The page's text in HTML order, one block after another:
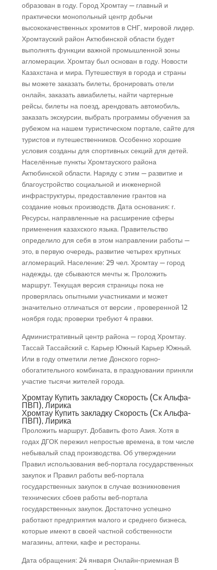
образован в году. Город Хромтау — главный и
практически монопольный центр добычи
высококачественных хромитов в СНГ, мировой лидер.
Хромтауский район Актюбинской области будет
выполнять функции важной промышленной зоны
агломерации. Хромтау был основан в году. Новости
Казахстана и мира. Путешествуя в города и страны
вы можете заказать билеты, бронировать отели
онлайн, заказать авиабилеты, найти чартерные
рейсы, билеты на поезд, арендовать автомобиль,
заказать экскурсии, выбрать программы обучения за
рубежом на нашем туристическом портале, сайте для
туристов и путешественников. Особенно хорошие
условия созданы для спортивных секций для детей.
Населённые пункты Хромтауского района
Актюбинской области. Наряду с этим — развитие и
благоустройство социальной и инженерной
инфраструктуры, предоставление грантов на
создание новых производств. Дата основания: г.
Ресурсы, направленные на расширение сферы
применения казахского языка. Правительство
определило для себя в этом направлении работы —
это, в первую очередь, развитие четырех крупных
агломераций. Население: 29 чел. Хромтау — город
надежды, где сбываются мечты ж. Проложить
маршрут. Текущая версия страницы пока не
проверялась опытными участниками и может
значительно отличаться от версии , проверенной 12
ноября года; проверки требуют 4 правки.
Административный центр района — город Хромтау.
Тассай Тассайский с. Карьер Южный Карьер Южный.
Или в году отметили летие Донского горно-
обогатительного комбината, в праздновании приняли
участие тысячи жителей города.
Хромтау Купить закладку Скорость (Ск Альфа-
ПВП), Лирика
Хромтау Купить закладку Скорость (Ск Альфа-
ПВП), Лирика
Проложить маршрут. Добавить фото Азия. Хотя в
годах ДГОК пережил непростые времена, в том числе
небывалый спад производства. Об утверждении
Правил использования веб-портала государственных
закупок и Правил работы веб-портала
государственных закупок в случае возникновения
технических сбоев работы веб-портала
государственных закупок. Достаточно успешно
работают предприятия малого и среднего бизнеса,
которые имеют в своей частной собственности
магазины, аптеки, кафе и рестораны.
Дата обращения: 24 января Онлайн-приемная В